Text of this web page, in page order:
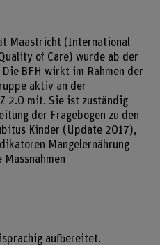
Maastricht (International
of Care) wurde ab der
BFH wirkt im Rahmen der
aktiv an der
2.0 mit. Sie ist zuständig
der Fragebogen zu den
Kinder (Update 2017),
Mangelernährung
aufbereitet.